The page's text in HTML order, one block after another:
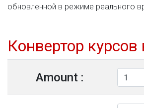
обновленной в режиме реального
Конвертор
Amount :